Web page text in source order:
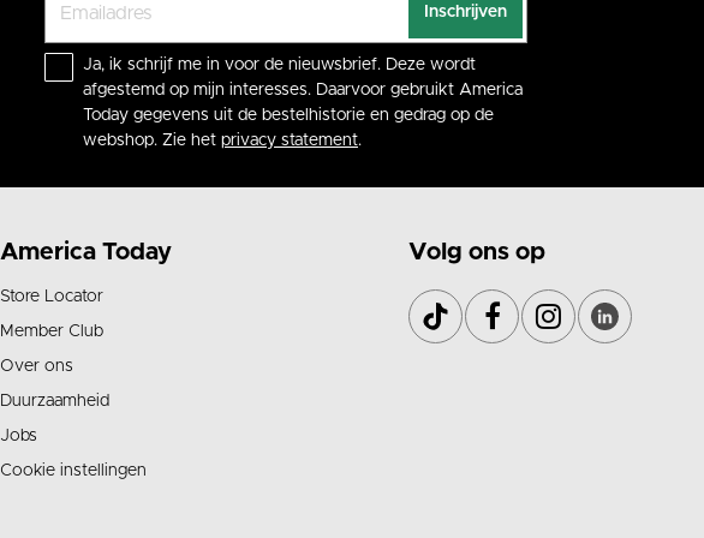
Inschrijven
Ja, ik schrijf me in voor de nieuwsbrief. Deze wordt
afgestemd op mijn interesses. Daarvoor gebruikt America
Today gegevens uit de bestelhistorie en gedrag op de
webshop. Zie het privacy statement.
America Today
Store Locator
Member Club
Over ons
Duurzaamheid
Jobs
Cookie instellingen
Volg ons op